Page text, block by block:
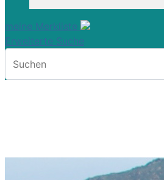
meine Merkliste
Erweiterte Suche